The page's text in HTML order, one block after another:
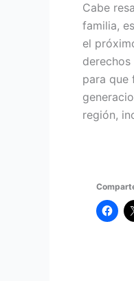
Cabe
familia,
el
para que
región,